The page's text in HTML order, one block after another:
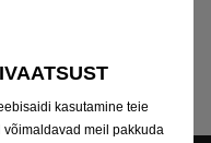
kasutamine teie
meil pakkuda